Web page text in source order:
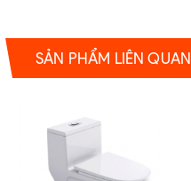
SẢN PHẨM LIÊN QUAN